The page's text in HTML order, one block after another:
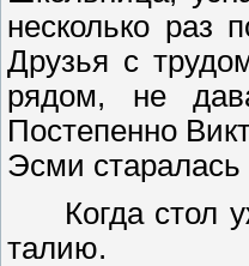
несколько раз
Друзья с
рядом, не
Постепенно
Эсми
Когда стол
талию.